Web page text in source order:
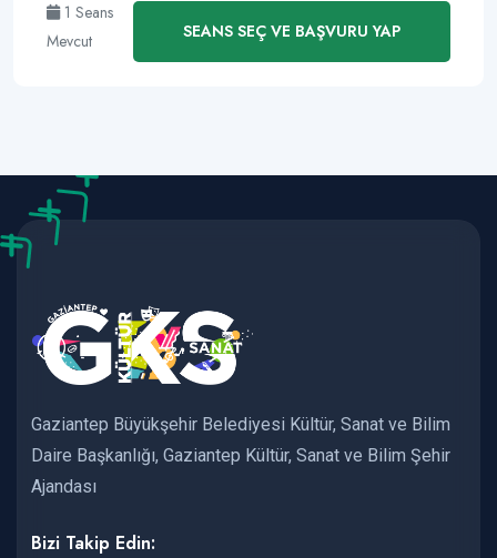
1 Seans
Mevcut
SEANS SEÇ VE BAŞVURU YAP
Gaziantep Büyükşehir Belediyesi Kültür, Sanat ve Bilim
Daire Başkanlığı, Gaziantep Kültür, Sanat ve Bilim Şehir
Ajandası
Bizi Takip Edin: